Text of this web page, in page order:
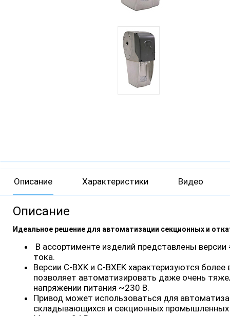
Описание Характеристики Видео
Описание
Идеальное решение для автоматизации секционных и
В ассортименте изделий представлены
тока.
Версии C-BXK и C-BXEK характеризуются
позволяет автоматизировать даже очень
напряжении питания ~230 В.
Привод может использоваться для
складывающихся и секционных промышленных